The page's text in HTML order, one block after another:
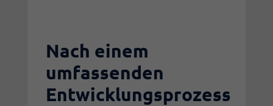
Nach einem
umfassenden
Entwicklungsprozess